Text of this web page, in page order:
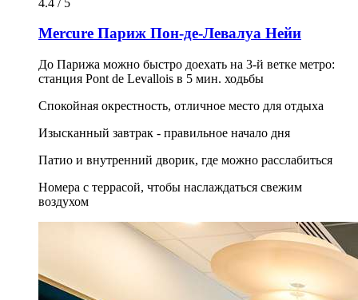
Mercure Париж Пон-де-Левалуа Нейи
До Парижа можно быстро доехать на 3-й ветке метро:
станция Pont de Levallois в 5 мин. ходьбы
Спокойная окрестность, отличное место для отдыха
Изысканный завтрак - правильное начало дня
Патио и внутренний дворик, где можно расслабиться
Номера с террасой, чтобы наслаждаться свежим
воздухом